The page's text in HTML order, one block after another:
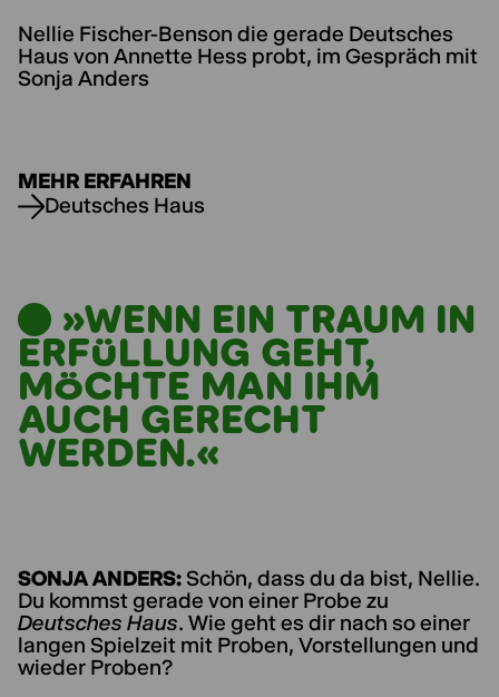
Nellie Fischer-Benson die gerade Deutsches
Haus von Annette Hess probt, im Gespräch mit
Sonja Anders
MEHR ERFAHREN
Deutsches Haus
»WENN EIN TRAUM IN
ERFÜLLUNG GEHT,
MÖCHTE MAN IHM
AUCH GERECHT
WERDEN.«
SONJA ANDERS:Schön, dass du da bist, Nellie.
Du kommst gerade von einer Probe zu
Deutsches Haus. Wie geht es dir nach so einer
langen Spielzeit mit Proben, Vorstellungen und
wieder Proben?